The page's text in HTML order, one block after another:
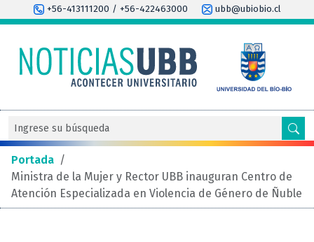
+56-413111200 / +56-422463000 ubb@ubiobio.cl
Portada /
Ministra de la Mujer y Rector UBB inauguran Centro de
Atención Especializada en Violencia de Género de Ñuble